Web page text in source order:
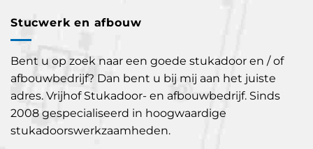
Stucwerk en afbouw
Bent u op zoek naar een goede stukadoor en / of
afbouwbedrijf? Dan bent u bij mij aan het juiste
adres. Vrijhof Stukadoor- en afbouwbedrijf. Sinds
2008 gespecialiseerd in hoogwaardige
stukadoorswerkzaamheden.